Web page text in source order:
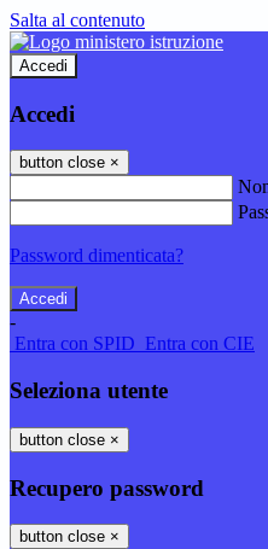
Salta al contenuto
Accedi
Accedi
button close ×
Password dimenticata?
-
Entra con SPID Entra con CIE
Seleziona utente
button close ×
Recupero password
button close ×